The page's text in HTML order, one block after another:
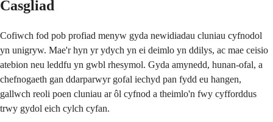
Casgliad
Cofiwch fod pob profiad menyw gyda newidiadau cluniau cyfnodol
yn unigryw. Mae'r hyn yr ydych yn ei deimlo yn ddilys, ac mae ceisio
atebion neu leddfu yn gwbl rhesymol. Gyda amynedd, hunan-ofal, a
chefnogaeth gan ddarparwyr gofal iechyd pan fydd eu hangen,
gallwch reoli poen cluniau ar ôl cyfnod a theimlo'n fwy cyfforddus
trwy gydol eich cylch cyfan.